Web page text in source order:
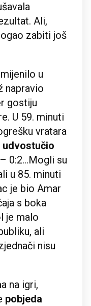
Ali,
zabiti još
u
napravio
gostiju
U 59. minuti
vratara
udvostučio
– 0:2...Mogli su
u 85. minuti
je bio Amar
s boka
je malo
ali
nisu
na igri,
pobjeda